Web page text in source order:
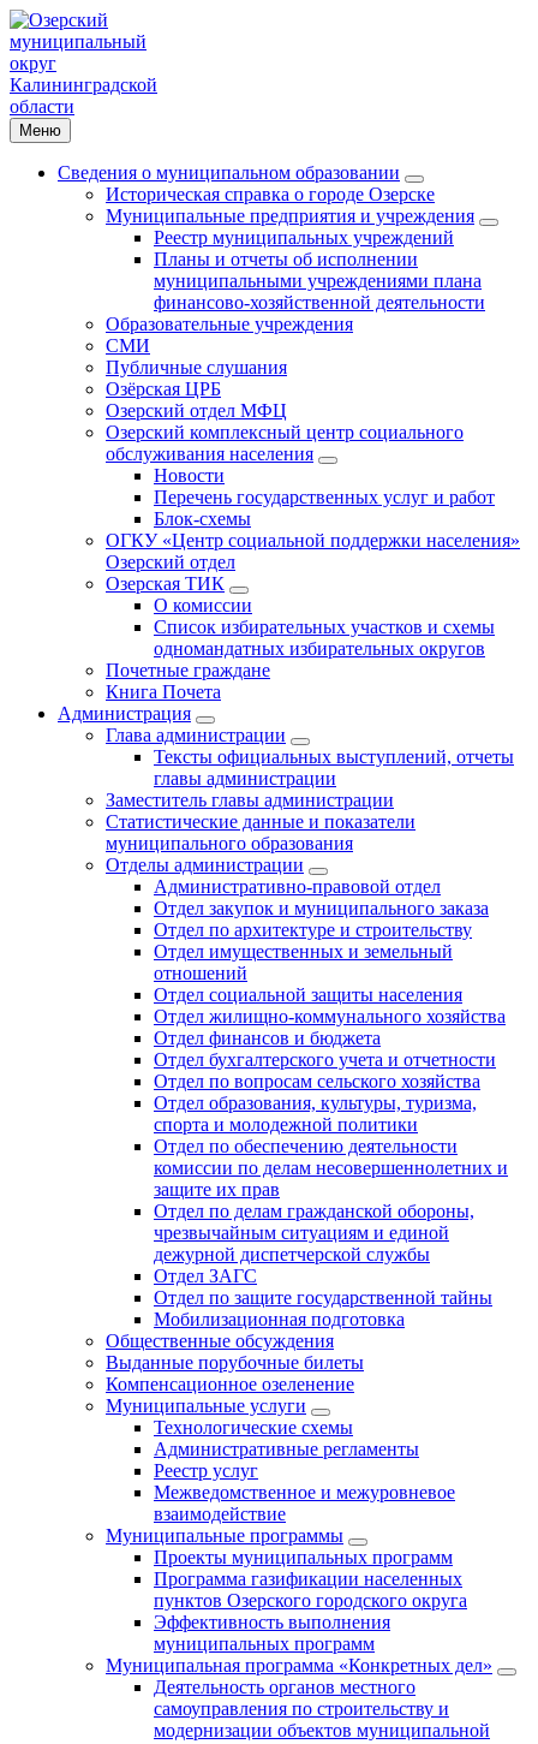
Меню
Сведения о муниципальном образовании
Историческая справка о городе Озерске
Муниципальные предприятия и учреждения
Реестр муниципальных учреждений
Планы и отчеты об исполнении
муниципальными учреждениями плана
финансово-хозяйственной деятельности
Образовательные учреждения
СМИ
Публичные слушания
Озёрская ЦРБ
Озерский отдел МФЦ
Озерский комплексный центр социального
обслуживания населения
Новости
Перечень государственных услуг и работ
Блок-схемы
ОГКУ «Центр социальной поддержки населения»
Озерский отдел
Озерская ТИК
О комиссии
Список избирательных участков и схемы
одномандатных избирательных округов
Почетные граждане
Книга Почета
Администрация
Глава администрации
Тексты официальных выступлений, отчеты
главы администрации
Заместитель главы администрации
Статистические данные и показатели
муниципального образования
Отделы администрации
Административно-правовой отдел
Отдел закупок и муниципального заказа
Отдел по архитектуре и строительству
Отдел имущественных и земельный
отношений
Отдел социальной защиты населения
Отдел жилищно-коммунального хозяйства
Отдел финансов и бюджета
Отдел бухгалтерского учета и отчетности
Отдел по вопросам сельского хозяйства
Отдел образования, культуры, туризма,
спорта и молодежной политики
Отдел по обеспечению деятельности
комиссии по делам несовершеннолетних и
защите их прав
Отдел по делам гражданской обороны,
чрезвычайным ситуациям и единой
дежурной диспетчерской службы
Отдел ЗАГС
Отдел по защите государственной тайны
Мобилизационная подготовка
Общественные обсуждения
Выданные порубочные билеты
Компенсационное озеленение
Муниципальные услуги
Технологические схемы
Административные регламенты
Реестр услуг
Межведомственное и межуровневое
взаимодействие
Муниципальные программы
Проекты муниципальных программ
Программа газификации населенных
пунктов Озерского городского округа
Эффективность выполнения
муниципальных программ
Муниципальная программа «Конкретных дел»
Деятельность органов местного
самоуправления по строительству и
модернизации объектов муниципальной